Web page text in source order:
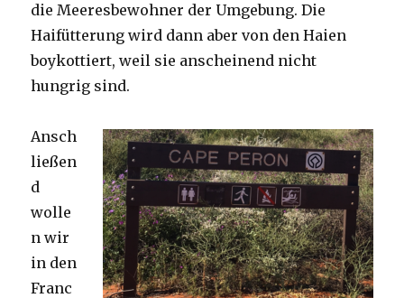
die Meeresbewohner der Umgebung. Die
Haifütterung wird dann aber von den Haien
boykottiert, weil sie anscheinend nicht
hungrig sind.
Ansch
ließen
d
wolle
n wir
in den
Franc